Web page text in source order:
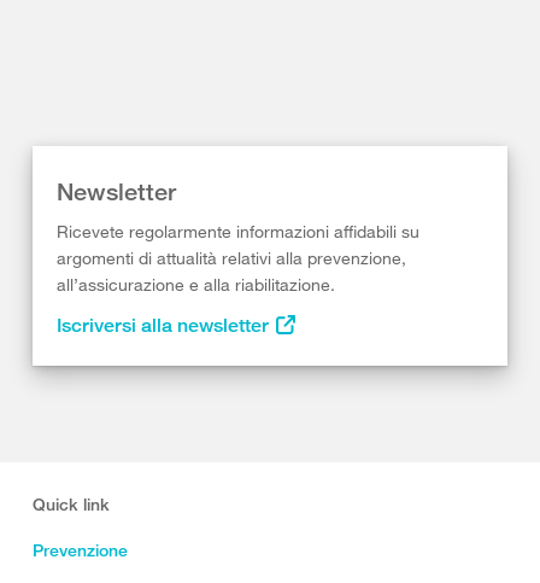
Newsletter
Ricevete regolarmente informazioni affidabili su
argomenti di attualità relativi alla prevenzione,
all’assicurazione e alla riabilitazione.
Iscriversi alla newsletter
Quick link
Prevenzione